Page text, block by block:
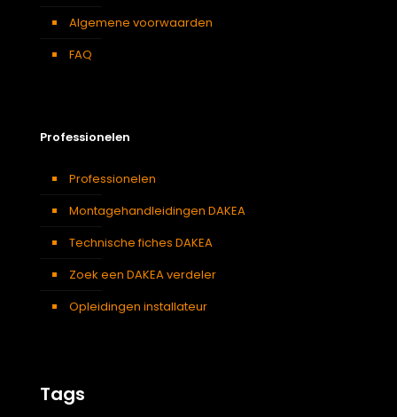
Algemene voorwaarden
FAQ
Professionelen
Professionelen
Montagehandleidingen DAKEA
Technische fiches DAKEA
Zoek een DAKEA verdeler
Opleidingen installateur
Tags